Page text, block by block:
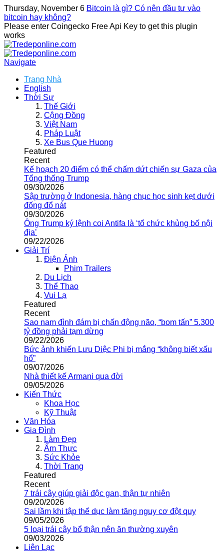
Thursday, November 6 Bitcoin là gì? Có nên đầu tư vào
bitcoin hay không?
Please enter Coingecko Free Api Key to get this plugin
works
Navigate
Trang Nhà
English
Thời Sự
Thế Giới
Cộng Đồng
Việt Nam
Pháp Luật
Xe Bus Que Huong
Featured
Recent
Kế hoạch 20 điểm có thể chấm dứt chiến sự Gaza của
Tổng thống Trump
09/30/2026
Sập trường ở Indonesia, hàng chục học sinh kẹt dưới
đống đổ nát
09/30/2026
Ông Trump ký lệnh coi Antifa là ‘tổ chức khủng bố nội
địa’
09/22/2026
Giải Trí
Điện Ảnh
Phim Trailers
Du Lịch
Thể Thao
Vui Lạ
Featured
Recent
Sao nam đình đám bị chấn động não, “bom tấn” 5.300
tỷ đồng phải tạm dừng
09/22/2026
Bức ảnh khiến Lưu Diệc Phi bị mắng “không biết xấu
hổ”
09/07/2026
Nhà thiết kế Armani qua đời
09/05/2026
Kiến Thức
Khoa Học
Kỹ Thuật
Văn Hóa
Gia Đình
Làm Đẹp
Ẩm Thực
Sức Khỏe
Thời Trang
Featured
Recent
7 trái cây giúp giải độc gan, thận tự nhiên
09/20/2026
Sai lầm khi tập thể dục làm tăng nguy cơ đột quỵ
09/05/2026
5 loại trái cây bổ thận nên ăn thường xuyên
09/03/2026
Liên Lạc